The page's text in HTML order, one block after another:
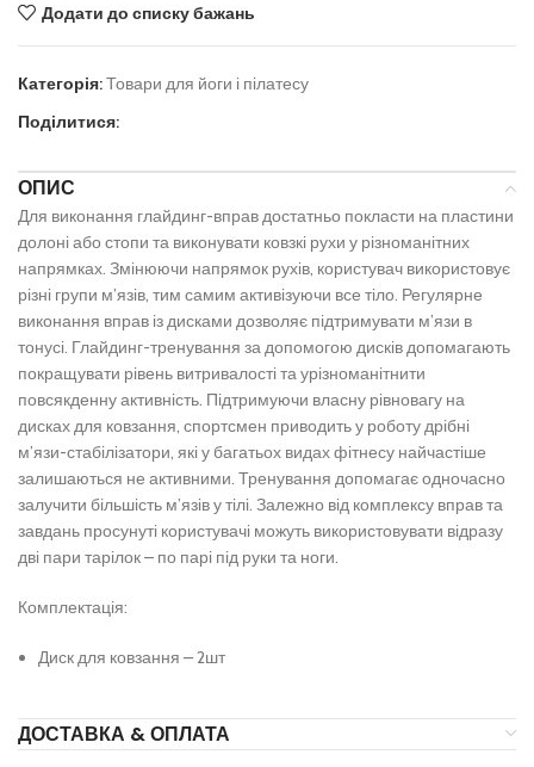
Додати до списку бажань
Категорія:Товари для йоги і пілатесу
Поділитися:
ОПИС
Для виконання глайдинг-вправ достатньо покласти на пластини
долоні або стопи та виконувати ковзкі рухи у різноманітних
напрямках. Змінюючи напрямок рухів, користувач використовує
різні групи м’язів, тим самим активізуючи все тіло. Регулярне
виконання вправ із дисками дозволяє підтримувати м’язи в
тонусі. Глайдинг-тренування за допомогою дисків допомагають
покращувати рівень витривалості та урізноманітнити
повсякденну активність. Підтримуючи власну рівновагу на
дисках для ковзання, спортсмен приводить у роботу дрібні
м’язи-стабілізатори, які у багатьох видах фітнесу найчастіше
залишаються не активними. Тренування допомагає одночасно
залучити більшість м’язів у тілі. Залежно від комплексу вправ та
завдань просунуті користувачі можуть використовувати відразу
дві пари тарілок – по парі під руки та ноги.
Комплектація:
Диск для ковзання – 2шт
ДОСТАВКА & ОПЛАТА